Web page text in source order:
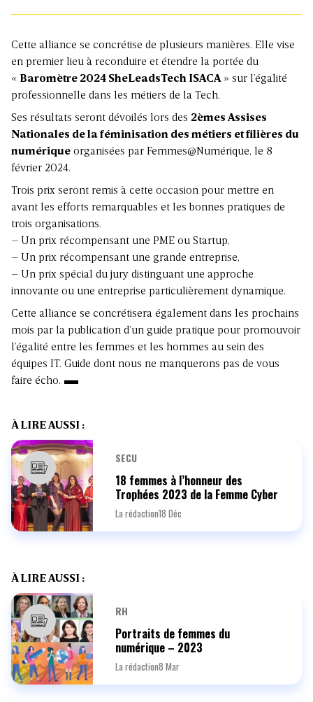
Cette alliance se concrétise de plusieurs manières. Elle vise
en premier lieu à reconduire et étendre la portée du
« Baromètre 2024 SheLeadsTech ISACA » sur l’égalité
professionnelle dans les métiers de la Tech.
Ses résultats seront dévoilés lors des 2èmes Assises
Nationales de la féminisation des métiers et filières du
numérique organisées par Femmes@Numérique, le 8
février 2024.
Trois prix seront remis à cette occasion pour mettre en
avant les efforts remarquables et les bonnes pratiques de
trois organisations.
– Un prix récompensant une PME ou Startup,
– Un prix récompensant une grande entreprise,
– Un prix spécial du jury distinguant une approche
innovante ou une entreprise particulièrement dynamique.
Cette alliance se concrétisera également dans les prochains
mois par la publication d’un guide pratique pour promouvoir
l’égalité entre les femmes et les hommes au sein des
équipes IT. Guide dont nous ne manquerons pas de vous
faire écho.
À LIRE AUSSI :
SECU
18 femmes à l’honneur des
Trophées 2023 de la Femme Cyber
La rédaction18 Déc
À LIRE AUSSI :
RH
Portraits de femmes du
numérique – 2023
La rédaction8 Mar